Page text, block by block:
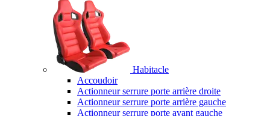
Habitacle
Accoudoir
Actionneur serrure porte arrière droite
Actionneur serrure porte arrière gauche
Actionneur serrure porte avant gauche